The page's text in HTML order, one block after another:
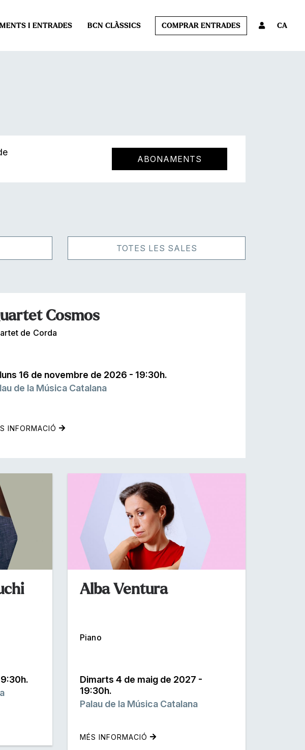
I ENTRADES BCN CLÀSSICS COMPRAR ENTRADES CA
ABONAMENTS
TOTES LES SALES
Cosmos
de Corda
16 de novembre de 2026 - 19:30h.
de la Música Catalana
INFORMACIÓ
Alba Ventura
Piano
Dimarts 4 de maig de 2027 -
19:30h.
Palau de la Música Catalana
MÉS INFORMACIÓ